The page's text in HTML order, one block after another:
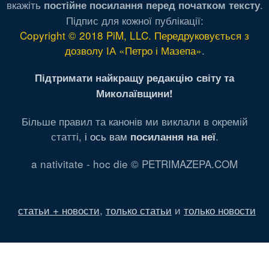
вкажіть постійне посилання перед початком тексту.
Підпис для кожної публікації:
Copyright © 2018 PiM, LLC. Передруковується з
дозволу ІА «Петро і Мазепа».
Підтримати найкращу редакцію світу та
Миколаївщини!
Більше правил та канонів ми виклали в окремій
статті, і ось вам посилання на неї.
a nativitate - hoc die © PETRIMAZEPA.COM
статьи + новости, только статьи и только новости